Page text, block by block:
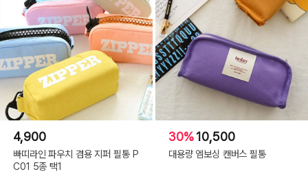
4,900
빠띠라인 파우치 겸용 지퍼 필통 P
C01 5종 택1
30%10,500
대용량 엠보싱 캔버스 필통